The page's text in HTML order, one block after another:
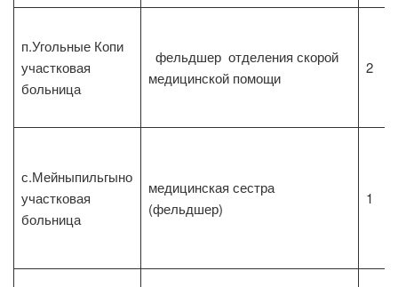
п.Угольные Копи
участковая
больница
фельдшер отделения скорой
медицинской помощи
2
с.Мейныпильгыно
участковая
больница
медицинская сестра
(фельдшер)
1